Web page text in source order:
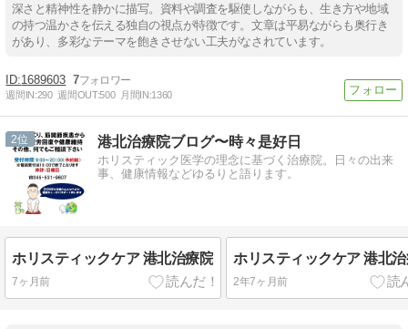
深さと精神性を静かに描写。資料や調査を駆使しながらも、生き方や地域
の持つ温かさを伝える独自の視点が特徴です。文章は平易ながらも奥行き
があり、多彩なテーマを飽きさせない工夫がなされています。
1689603 7
週間IN:290 週間OUT:500 月間IN:1360
2 港北治療院ブログ〜時々是好日
ホリスティック医学の理念に基づく治療院。日々の出来
事、健康情報などゆるりと語ります。
ホリスティックケア 港北治療院
7ヶ月前
ホリスティックケア 港北
2年7ヶ月前